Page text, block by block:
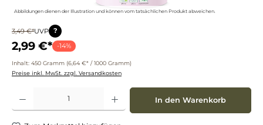
Abbildungen dienen der Illustration und können vom tatsächlichen Produkt abweichen.
3,49 €*UVP ?
2,99 €* -14%
Inhalt: 450 Gramm (6,64 €* / 1000 Gramm)
Preise inkl. MwSt. zzgl. Versandkosten
Produkt Anzahl: Gib den gewünschten Wert ein oder benutze die Schaltflächen um
In den Warenkorb